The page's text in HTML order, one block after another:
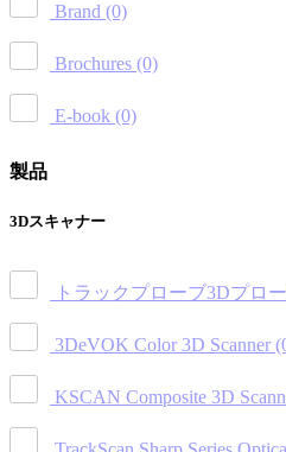
Brand (0)
Brochures (0)
E-book (0)
製品
3Dスキャナー
トラックプローブ3Dプロ
3DeVOK Color 3D Scanner
KSCAN Composite 3D